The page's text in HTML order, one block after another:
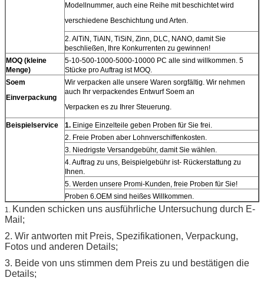
Modellnummer, auch eine Reihe mit beschichtet wird
verschiedene Beschichtung und Arten.
2. AlTiN, TiAlN, TiSiN, Zinn, DLC, NANO, damit Sie
beschließen, Ihre Konkurrenten zu gewinnen!
MOQ (kleine
Menge)
5-10-500-1000-5000-10000 PC alle sind willkommen. 5
Stücke pro Auftrag ist MOQ.
Soem
Einverpackung
Wir verpacken alle unsere Waren sorgfältig. Wir nehmen
auch Ihr verpackendes Entwurf Soem an
Verpacken es zu Ihrer Steuerung.
Beispielservice 1. Einige Einzelteile geben Proben für Sie frei.
2. Freie Proben aber Lohnverschiffenkosten.
3. Niedrigste Versandgebühr, damit Sie wählen.
4. Auftrag zu uns, Beispielgebühr ist- Rückerstattung zu
Ihnen.
5. Werden unsere Promi-Kunden, freie Proben für Sie!
Proben 6.OEM sind heißes Willkommen.
1. Kunden schicken uns ausführliche Untersuchung durch E-
Mail;
2. Wir antworten mit Preis, Spezifikationen, Verpackung,
Fotos und anderen Details;
3. Beide von uns stimmen dem Preis zu und bestätigen die
Details;